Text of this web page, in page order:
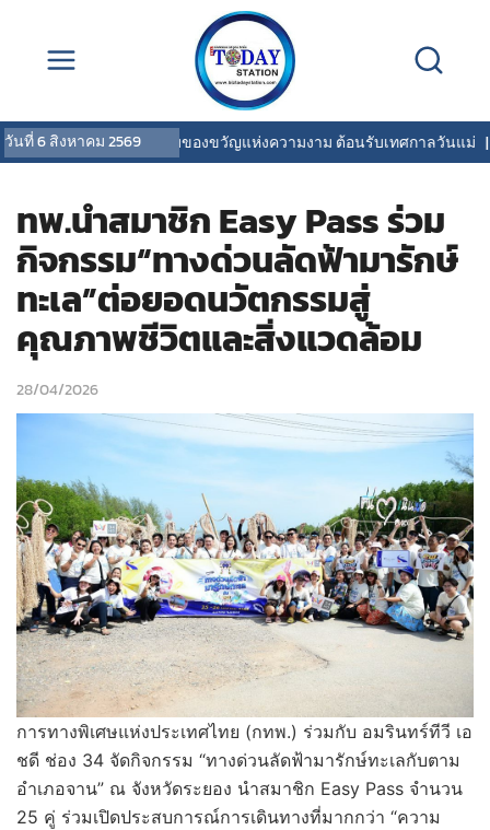
วันที่6 สิงหาคม 2569
COVERMARK มอบของขวัญแห่งความงาม ต้อนรับเทศกาลวันแม่|วิริ
ทพ.นำสมาชิก Easy Pass ร่วม
กิจกรรม“ทางด่วนลัดฟ้ามารักษ์
ทะเล”ต่อยอดนวัตกรรมสู่
คุณภาพชีวิตและสิ่งแวดล้อม
28/04/2026
การทางพิเศษแห่งประเทศไทย (กทพ.) ร่วมกับ อมรินทร์ทีวี เอ
ชดี ช่อง 34 จัดกิจกรรม “ทางด่วนลัดฟ้ามารักษ์ทะเลกับตาม
อำเภอจาน” ณ จังหวัดระยอง นำสมาชิก Easy Pass จำนวน
25 คู่ ร่วมเปิดประสบการณ์การเดินทางที่มากกว่า “ความ